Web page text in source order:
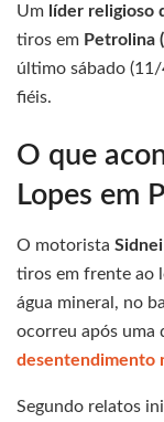
Um líder religioso
tiros em Petrolina
último sábado
fiéis.
O que
Lopes em
O motorista
tiros em frente ao
água mineral, no
ocorreu após uma
desentendimento
Segundo relatos